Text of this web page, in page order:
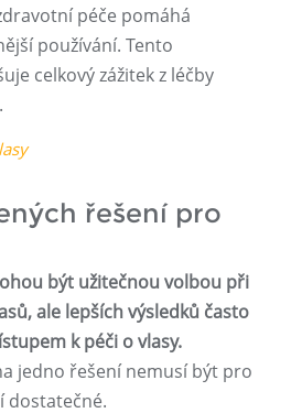
péče pomáhá
používání. Tento
celkový zážitek z léčby
řešení pro
být užitečnou volbou při
ale lepších výsledků často
k péči o vlasy.
jedno řešení nemusí být pro
dostatečné.